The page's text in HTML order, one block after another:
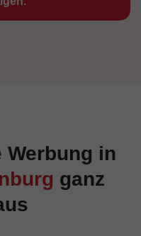
Werbung in
ganz